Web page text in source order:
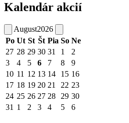
Kalendár akcií
August2026
Po Ut St Št Pia So Ne
27 28 29 30 31 1
2
3
4 5 6 7 8
9
10 11 12 13 14 15 16
17 18 19 20 21 22 23
24 25 26 27 28 29 30
31 1 2 3 4 5 6